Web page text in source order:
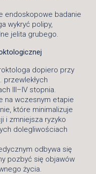
endoskopowe badanie
wykryć polipy,
jelita grubego.
dopiero przy
przewlekłych
III–IV stopnia.
na wczesnym etapie
które minimalizuje
i zmniejsza ryzyko
dolegliwościach
odbywa się
pozbyć się objawów
życia.